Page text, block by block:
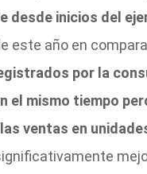
desde inicios del
este año en
por la
el mismo tiempo
las ventas en